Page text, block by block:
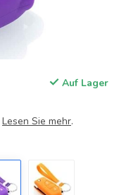
Auf Lager
Lesen Sie mehr.